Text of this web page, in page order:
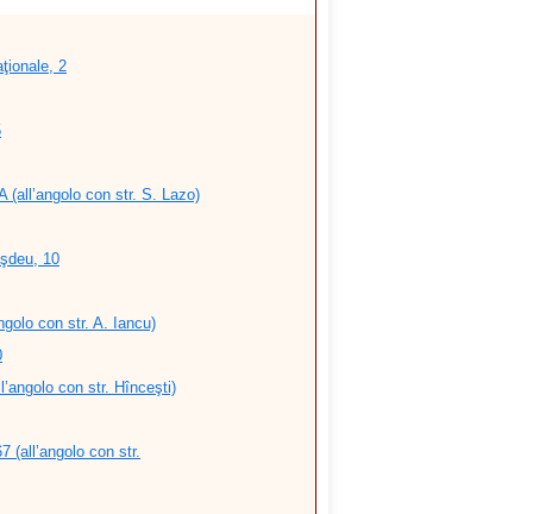
2
(all’angolo con str. S. Lazo)
10
con str. A. Iancu)
con str. Hînceşti)
(all’angolo con str.